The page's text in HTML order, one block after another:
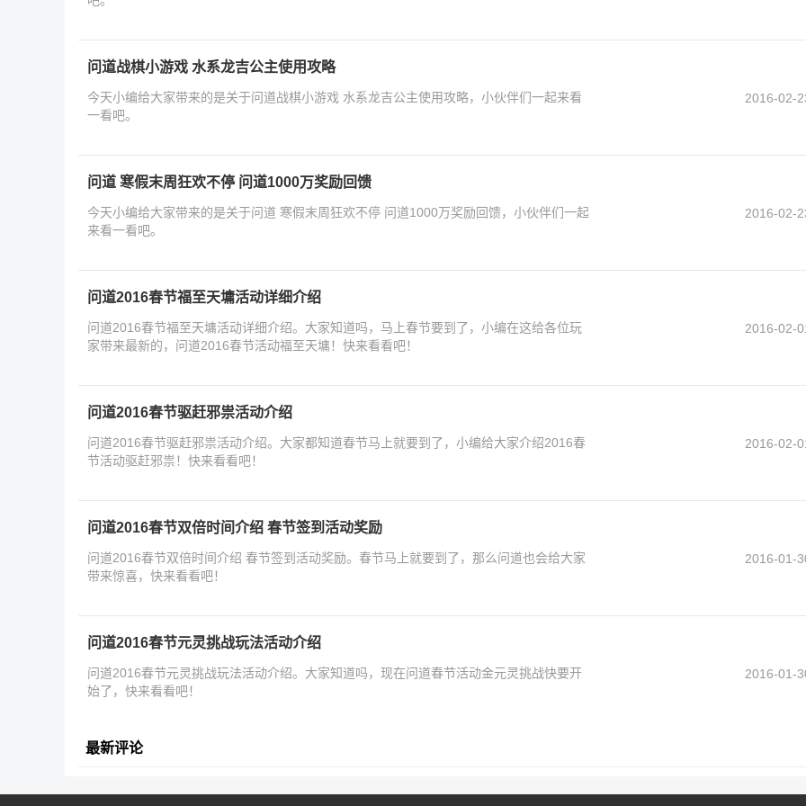
问道战棋小游戏 水系龙吉公主使用攻略
今天小编给大家带来的是关于问道战棋小游戏 水系龙吉公主使用攻略，小伙伴们一起来看
一看吧。
2016-02-
问道 寒假末周狂欢不停 问道1000万奖励回馈
今天小编给大家带来的是关于问道 寒假末周狂欢不停 问道1000万奖励回馈，小伙伴们一起
来看一看吧。
2016-02-
问道2016春节福至天墉活动详细介绍
问道2016春节福至天墉活动详细介绍。大家知道吗，马上春节要到了，小编在这给各位玩
家带来最新的，问道2016春节活动福至天墉！快来看看吧！
2016-02-
问道2016春节驱赶邪祟活动介绍
问道2016春节驱赶邪祟活动介绍。大家都知道春节马上就要到了，小编给大家介绍2016春
节活动驱赶邪祟！快来看看吧！
2016-02-
问道2016春节双倍时间介绍 春节签到活动奖励
问道2016春节双倍时间介绍 春节签到活动奖励。春节马上就要到了，那么问道也会给大家
带来惊喜，快来看看吧！
2016-01-
问道2016春节元灵挑战玩法活动介绍
问道2016春节元灵挑战玩法活动介绍。大家知道吗，现在问道春节活动金元灵挑战快要开
始了，快来看看吧！
2016-01-
最新评论